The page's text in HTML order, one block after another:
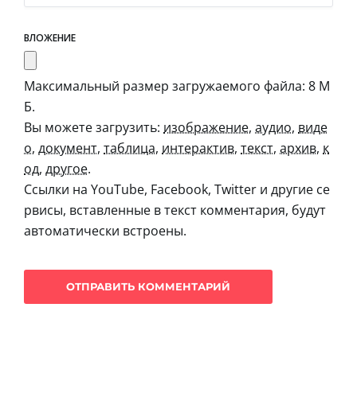
ВЛОЖЕНИЕ
Максимальный размер загружаемого файла: 8 М
Б.
Вы можете загрузить: изображение, аудио, виде
о, документ, таблица, интерактив, текст, архив, к
од, другое.
Ссылки на YouTube, Facebook, Twitter и другие се
рвисы, вставленные в текст комментария, будут
автоматически встроены.